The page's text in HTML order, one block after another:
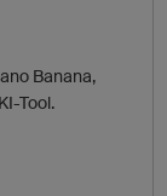
Banana,
Tool.